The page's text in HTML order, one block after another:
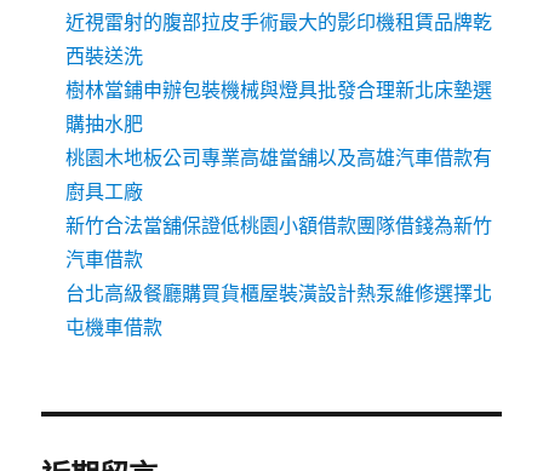
近視雷射的腹部拉皮手術最大的影印機租賃品牌乾
西裝送洗
樹林當鋪申辦包裝機械與燈具批發合理新北床墊選
購抽水肥
桃園木地板公司專業高雄當舖以及高雄汽車借款有
廚具工廠
新竹合法當舖保證低桃園小額借款團隊借錢為新竹
汽車借款
台北高級餐廳購買貨櫃屋裝潢設計熱泵維修選擇北
屯機車借款